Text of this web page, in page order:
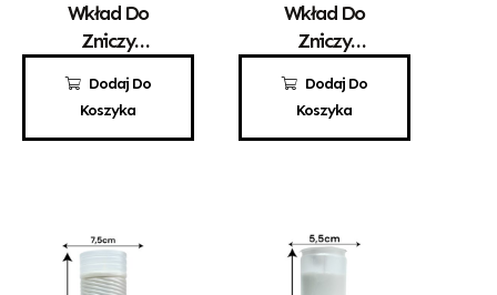
Dodaj Do
Koszyka
Wkład Do
Zniczy
Santo 4
8,30 zł
Dodaj Do
Koszyka
Wkład Do
Zniczy
Kaganek 3
3,70 zł